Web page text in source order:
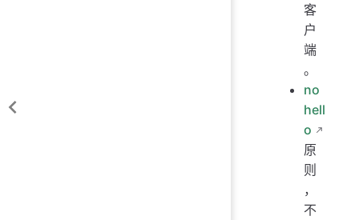
客
户
端
。
no
hell
o
原
则
，
不